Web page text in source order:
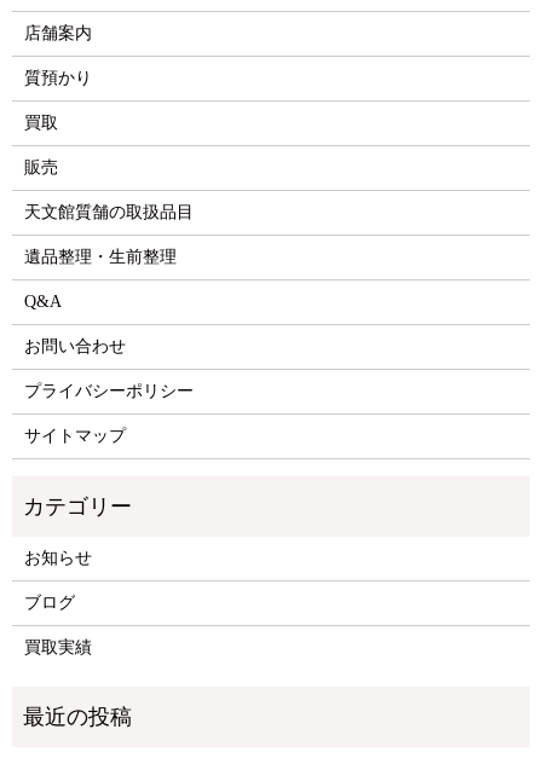
店舗案内
質預かり
買取
販売
天文館質舗の取扱品目
遺品整理・生前整理
Q&A
お問い合わせ
プライバシーポリシー
サイトマップ
お知らせ
ブログ
買取実績